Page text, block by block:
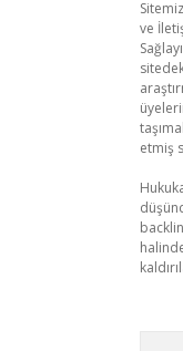
ve
etmiş